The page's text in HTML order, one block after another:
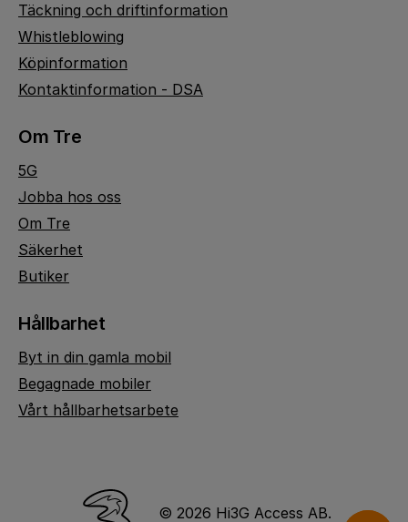
Täckning och driftinformation
Whistleblowing
Köpinformation
Kontaktinformation - DSA
Om Tre
5G
Jobba hos oss
Om Tre
Säkerhet
Butiker
Hållbarhet
Byt in din gamla mobil
Begagnade mobiler
Vårt hållbarhetsarbete
© 2026 Hi3G Access AB.